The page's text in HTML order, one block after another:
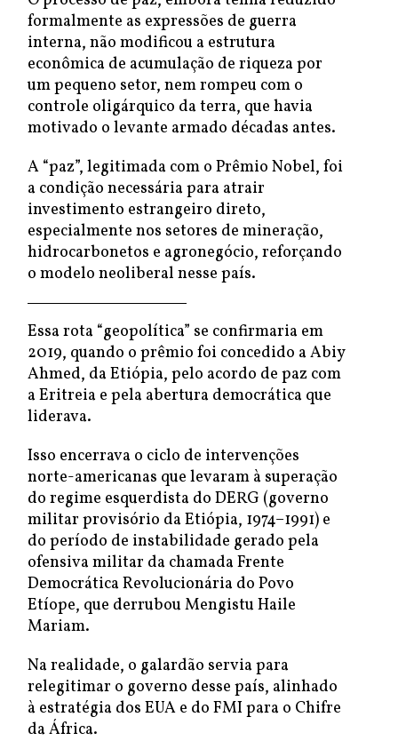
formalmente as expressões de guerra
interna, não modificou a estrutura
econômica de acumulação de riqueza por
um pequeno setor, nem rompeu com o
controle oligárquico da terra, que havia
motivado o levante armado décadas antes.
A “paz”, legitimada com o Prêmio Nobel, foi
a condição necessária para atrair
investimento estrangeiro direto,
especialmente nos setores de mineração,
hidrocarbonetos e agronegócio, reforçando
o modelo neoliberal nesse país.
Essa rota “geopolítica” se confirmaria em
2019, quando o prêmio foi concedido a Abiy
Ahmed, da Etiópia, pelo acordo de paz com
a Eritreia e pela abertura democrática que
liderava.
Isso encerrava o ciclo de intervenções
norte-americanas que levaram à superação
do regime esquerdista do DERG (governo
militar provisório da Etiópia, 1974–1991) e
do período de instabilidade gerado pela
ofensiva militar da chamada Frente
Democrática Revolucionária do Povo
Etíope, que derrubou Mengistu Haile
Mariam.
Na realidade, o galardão servia para
relegitimar o governo desse país, alinhado
à estratégia dos EUA e do FMI para o Chifre
da África.